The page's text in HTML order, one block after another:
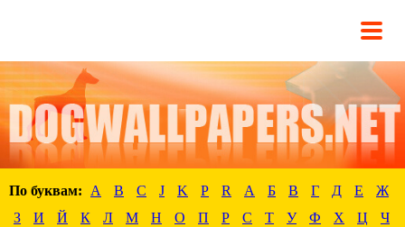
По буквам: A B C J K P R А Б В Г Д Е
Ж
З
И Й К Л М Н О П Р С Т У Ф Х Ц
Ч